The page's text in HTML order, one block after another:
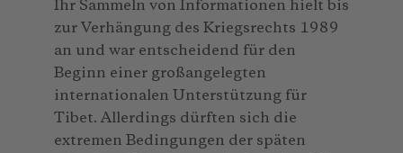
Ihr Sammeln von Informationen hielt bis
zur Verhängung des Kriegsrechts 1989
an und war entscheidend für den
Beginn einer großangelegten
internationalen Unterstützung für
Tibet. Allerdings dürften sich die
extremen Bedingungen der späten